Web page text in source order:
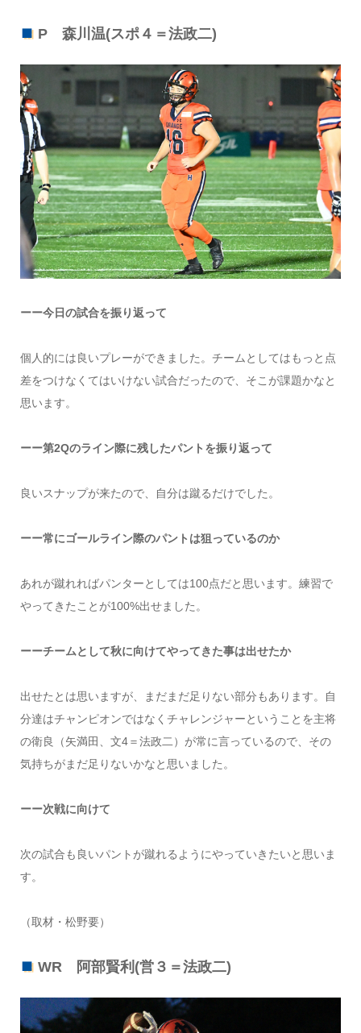
P 森川温(スポ４＝法政二)
ーー今日の試合を振り返って
個人的には良いプレーができました。チームとしてはもっと点
差をつけなくてはいけない試合だったので、そこが課題かなと
思います。
ーー第2Qのライン際に残したパントを振り返って
良いスナップが来たので、自分は蹴るだけでした。
ーー常にゴールライン際のパントは狙っているのか
あれが蹴れればパンターとしては100点だと思います。練習で
やってきたことが100%出せました。
ーーチームとして秋に向けてやってきた事は出せたか
出せたとは思いますが、まだまだ足りない部分もあります。自
分達はチャンピオンではなくチャレンジャーということを主将
の衛良（矢満田、文4＝法政二）が常に言っているので、その
気持ちがまだ足りないかなと思いました。
ーー次戦に向けて
次の試合も良いパントが蹴れるようにやっていきたいと思いま
す。
（取材・松野要）
WR 阿部賢利(営３＝法政二)